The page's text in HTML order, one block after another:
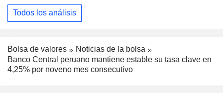
Todos los análisis
Bolsa de valores
Noticias de la bolsa
Banco Central peruano mantiene estable su tasa clave en
4,25% por noveno mes consecutivo